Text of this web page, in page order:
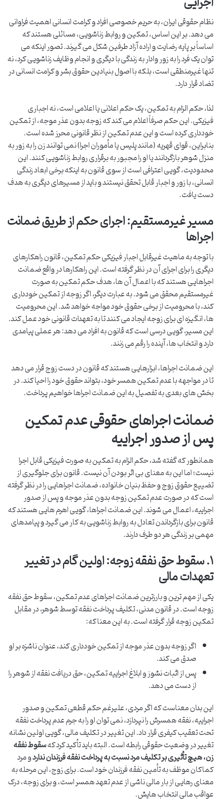
نظام حقوقی ایران، به حریم خصوصی افراد و کرامت انسانی اهمیت فراوانی
می دهد. بر این اساس، تمکین و روابط زناشویی، مسائلی هستند که
اساساً بر پایه رضایت و اراده آزاد طرفین شکل می گیرند. تصور اینکه می
توان یک فرد را به زور وادار به زندگی با دیگری و انجام وظایف زناشویی کرد، نه
تنها غیرمنطقی است، بلکه با اصول بنیادین حقوق بشر و کرامت انسانی در
تضاد قرار دارد.
لذا، حکم الزام به تمکین، یک حکم اعلانی یا اعلامی است، نه اجباری
فیزیکی. این حکم صرفاً اعلام می کند که زوجه بدون عذر موجه، از تمکین
خودداری کرده است و این عدم تمکین از نظر قانونی محرز شده است.
بنابراین، قوای قهریه (مانند پلیس یا مأموران اجرا) نمی توانند زن را به زور به
منزل شوهر بازگردانند یا او را مجبور به برقراری روابط زناشویی کنند. این
محدودیت، گویی اعترافی است از سوی قانون به اینکه برخی ابعاد زندگی
انسانی، با زور و اجبار قابل تحقق نیستند و باید از مسیرهای دیگری به هدف
دست یافت.
مسیر غیرمستقیم: اجرای حکم از طریق ضمانت
اجراها
با توجه به ماهیت غیرقابل اجبار فیزیکی حکم تمکین، قانون راهکارهای
دیگری را برای اجرای آن در نظر گرفته است. این راهکارها در واقع ضمانت
اجراهایی هستند که با اعمال آن ها، هدف حکم تمکین به صورت
غیرمستقیم محقق می شود. به عبارت دیگر، اگر زوجه از تمکین خودداری
کند، با محرومیت از برخی حقوق خود مواجه خواهد شد. این محرومیت
ها، انگیزه ای برای زوجه ایجاد می کنند تا به تعهدات قانونی خود عمل کند.
این مسیر، گویی درسی است که قانون به افراد می دهد: هر عملی پیامدی
دارد و انتخاب ها، آینده را رقم می زنند.
این ضمانت اجراها، ابزارهایی هستند که قانون در دست زوج قرار می دهد
تا در مواجهه با عدم تمکین همسر خود، بتواند حقوق خود را احیا کند. در
بخش های بعدی به تفصیل به این ضمانت اجراها خواهیم پرداخت.
ضمانت اجراهای حقوقی عدم تمکین
پس از صدور اجراییه
همانطور که گفته شد، حکم الزام به تمکین به صورت فیزیکی قابل اجرا
نیست؛ اما این به معنای بی اثر بودن آن نیست. قانون برای جلوگیری از
تضییع حقوق زوج و حفظ بنیان خانواده، ضمانت اجراهایی را در نظر گرفته
است که در صورت عدم تمکین زوجه بدون عذر موجه و پس از صدور
اجراییه، اعمال می شوند. این ضمانت اجراها، گویی اهرم هایی هستند که
قانون برای بازگرداندن تعادل به روابط زناشویی به کار می گیرد و پیامدهای
مهمی بر زندگی هر دو طرف دارند.
۱. سقوط حق نفقه زوجه: اولین گام در تغییر
تعهدات مالی
یکی از مهم ترین و بارزترین ضمانت اجراهای عدم تمکین، سقوط حق نفقه
زوجه است. در قانون مدنی، تکلیف پرداخت نفقه توسط شوهر، در مقابل
تمکین زوجه قرار گرفته است. به این معنا که:
اگر زوجه بدون عذر موجه از تمکین خودداری کند، عنوان ناشزه بر او
صدق می کند.
پس از اثبات نشوز و ابلاغ اجراییه تمکین، حق دریافت نفقه از شوهر را
از دست می دهد.
این بدان معناست که اگر مردی، علیرغم حکم قطعی تمکین و صدور
اجراییه، نفقه همسرش را نپردازد، نمی توان او را به جرم عدم پرداخت نفقه
تحت تعقیب کیفری قرار داد. این تغییر در تکلیف مالی، گویی اولین نشانه
تغییر در وضعیت حقوقی رابطه است. البته باید تأکید کرد کهسقوط نفقه
زن، هیچ تأثیری بر تکلیف مرد نسبت به پرداخت نفقه فرزندان نداردو مرد
کماکان موظف به تأمین نفقه فرزندان خود است. برای زوج، این مرحله به
معنای رهایی از بار مالی ناشی از عدم تعهد همسر است، و برای زوجه، درک
عواقب مالی انتخاب هایش.